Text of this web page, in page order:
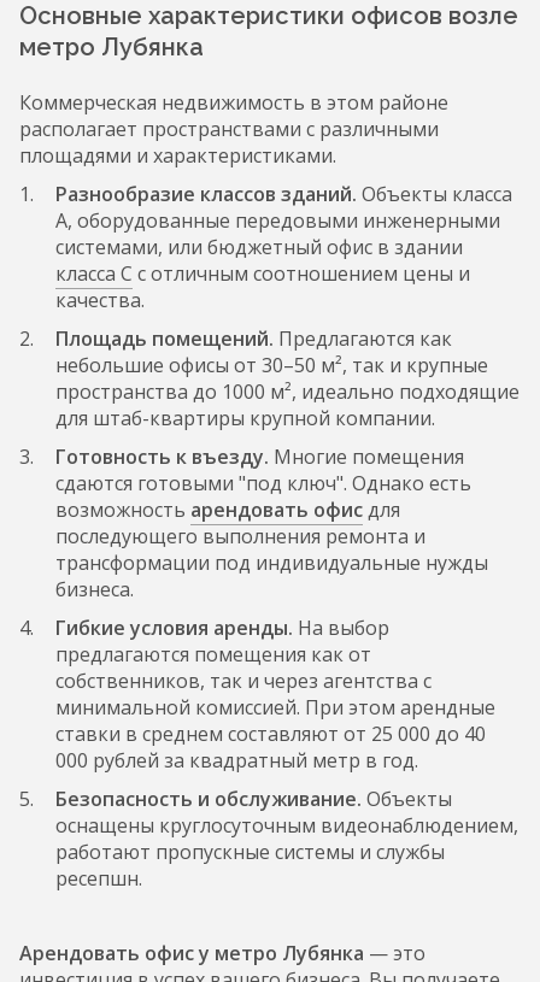
Основные характеристики офисов возле
метро Лубянка
Коммерческая недвижимость в этом районе
располагает пространствами с различными
площадями и характеристиками.
Разнообразие классов зданий. Объекты класса
А, оборудованные передовыми инженерными
системами, или бюджетный офис в здании
класса С с отличным соотношением цены и
качества.
Площадь помещений. Предлагаются как
небольшие офисы от 30–50 м², так и крупные
пространства до 1000 м², идеально подходящие
для штаб-квартиры крупной компании.
Готовность к въезду. Многие помещения
сдаются готовыми "под ключ". Однако есть
возможность арендовать офисдля
последующего выполнения ремонта и
трансформации под индивидуальные нужды
бизнеса.
Гибкие условия аренды. На выбор
предлагаются помещения как от
собственников, так и через агентства с
минимальной комиссией. При этом арендные
ставки в среднем составляют от 25 000 до 40
000 рублей за квадратный метр в год.
Безопасность и обслуживание. Объекты
оснащены круглосуточным видеонаблюдением,
работают пропускные системы и службы
ресепшн.
Арендовать офис у метро Лубянка — это